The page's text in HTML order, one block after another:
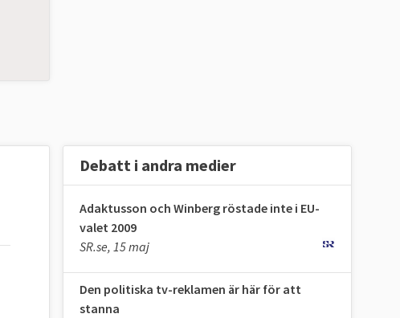
Debatt i andra medier
Adaktusson och Winberg röstade inte i EU-
valet 2009
SR.se, 15 maj
Den politiska tv-reklamen är här för att
stanna